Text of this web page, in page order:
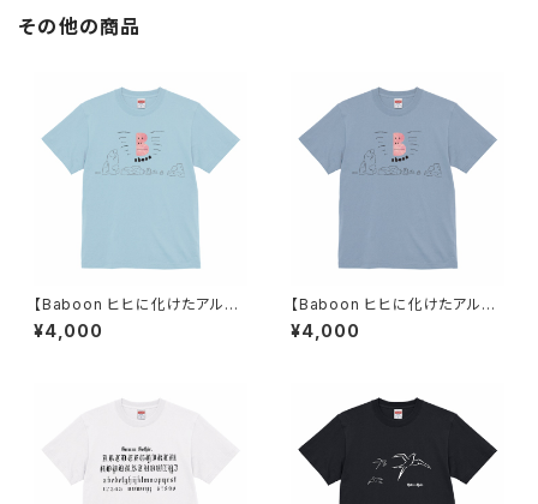
その他の商品
【Baboon ヒヒに化けたアルフ
ァベット】Tシャツ ライトブルー
ユニセックス
¥4,000
【Baboon ヒヒに化けたアルフ
ァベット】Tシャツ アシッドブル
ー ユニセックス
¥4,000